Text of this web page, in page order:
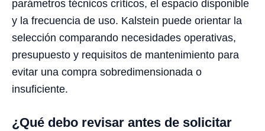
parámetros técnicos críticos, el espacio disponible
y la frecuencia de uso. Kalstein puede orientar la
selección comparando necesidades operativas,
presupuesto y requisitos de mantenimiento para
evitar una compra sobredimensionada o
insuficiente.
¿Qué debo revisar antes de solicitar